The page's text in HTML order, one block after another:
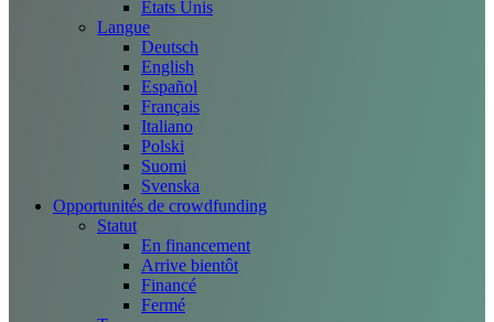
États Unis
Langue
Deutsch
English
Español
Français
Italiano
Polski
Suomi
Svenska
Opportunités de crowdfunding
Statut
En financement
Arrive bientôt
Financé
Fermé